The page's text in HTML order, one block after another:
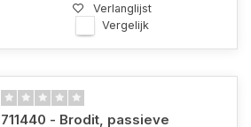
Verlanglijst
Vergelijk
711440 - Brodit, passieve